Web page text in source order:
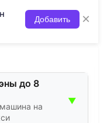
Добавить ×
до 8
на
▼